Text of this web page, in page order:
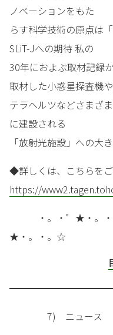
ノベーションをもた
らす科学技術の原点は
SLiT-Jへの期待 私の
30年におよぶ取材記録
取材した小惑星探査機や
テラヘルツなどさまざ
に建設される
「放射光施設」への大
◆詳しくは、こちらを
https://
・。・゜★・。・。
★・。・。☆
7) ニュース